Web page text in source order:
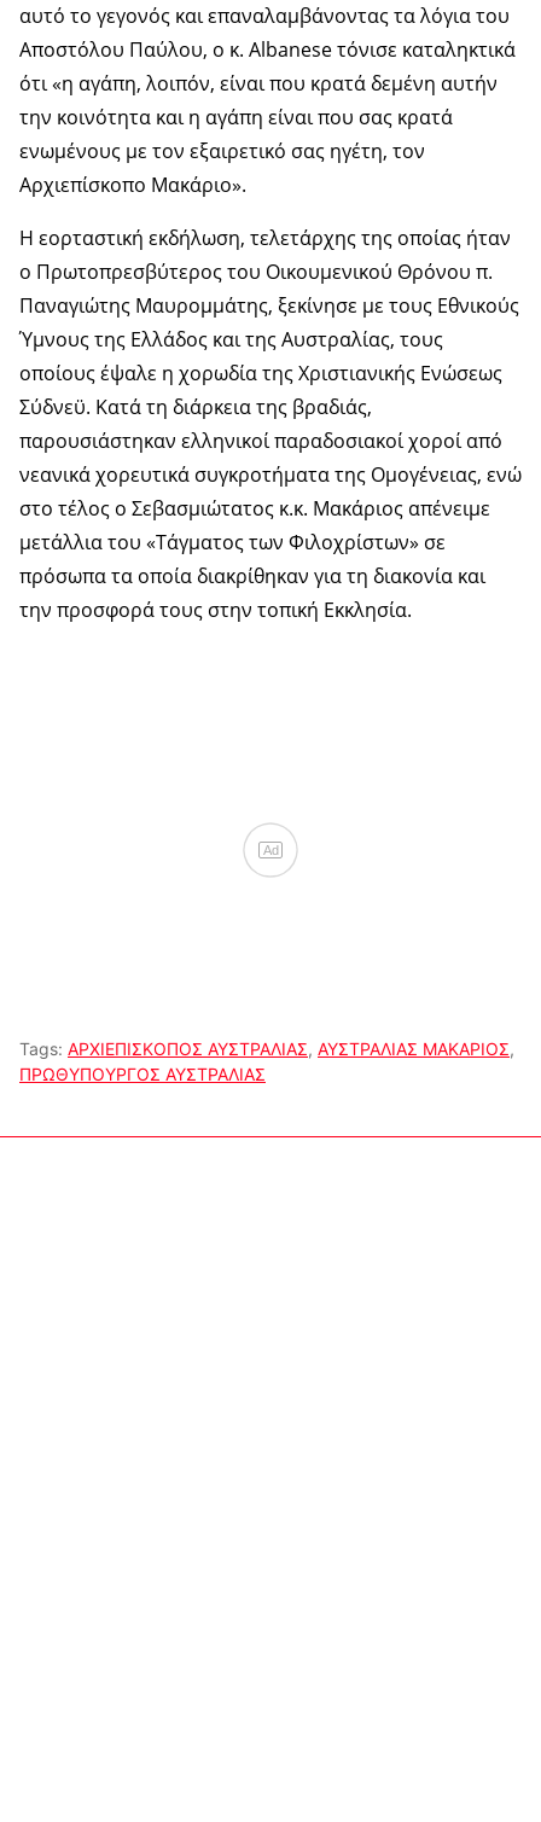
αυτό το γεγονός και επαναλαμβάνοντας τα λόγια του
Αποστόλου Παύλου, ο κ. Albanese τόνισε καταληκτικά
ότι «η αγάπη, λοιπόν, είναι που κρατά δεμένη αυτήν
την κοινότητα και η αγάπη είναι που σας κρατά
ενωμένους με τον εξαιρετικό σας ηγέτη, τον
Αρχιεπίσκοπο Μακάριο».
Η εορταστική εκδήλωση, τελετάρχης της οποίας ήταν
ο Πρωτοπρεσβύτερος του Οικουμενικού Θρόνου π.
Παναγιώτης Μαυρομμάτης, ξεκίνησε με τους Εθνικούς
Ύμνους της Ελλάδος και της Αυστραλίας, τους
οποίους έψαλε η χορωδία της Χριστιανικής Ενώσεως
Σύδνεϋ. Κατά τη διάρκεια της βραδιάς,
παρουσιάστηκαν ελληνικοί παραδοσιακοί χοροί από
νεανικά χορευτικά συγκροτήματα της Ομογένειας, ενώ
στο τέλος ο Σεβασμιώτατος κ.κ. Μακάριος απένειμε
μετάλλια του «Τάγματος των Φιλοχρίστων» σε
πρόσωπα τα οποία διακρίθηκαν για τη διακονία και
την προσφορά τους στην τοπική Εκκλησία.
Ad
Tags: ΑΡΧΙΕΠΙΣΚΟΠΟΣ ΑΥΣΤΡΑΛΙΑΣ, ΑΥΣΤΡΑΛΙΑΣ ΜΑΚΑΡΙΟΣ,
ΠΡΩΘΥΠΟΥΡΓΟΣ ΑΥΣΤΡΑΛΙΑΣ